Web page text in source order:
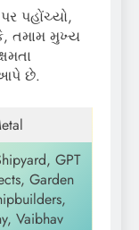
પહોંચ્યો,
તમામ મુખ્ય
આપે છે.
GPT
Garden
Vaibhav